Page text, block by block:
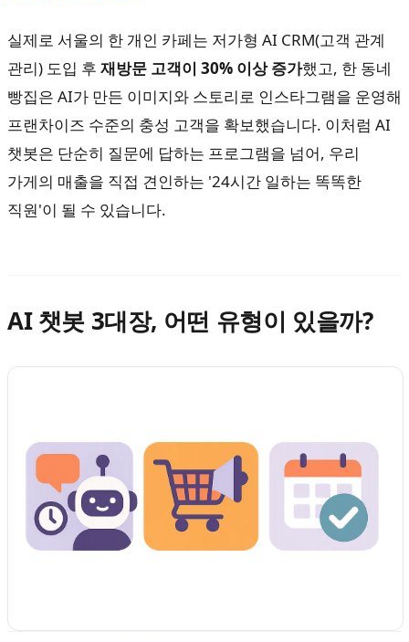
실제로 서울의 한 개인 카페는 저가형 AI CRM(고객 관계
관리) 도입 후 재방문 고객이 30% 이상 증가했고, 한 동네
빵집은 AI가 만든 이미지와 스토리로 인스타그램을 운영해
프랜차이즈 수준의 충성 고객을 확보했습니다. 이처럼 AI
챗봇은 단순히 질문에 답하는 프로그램을 넘어, 우리
가게의 매출을 직접 견인하는 '24시간 일하는 똑똑한
직원'이 될 수 있습니다.
AI 챗봇 3대장, 어떤 유형이 있을까?